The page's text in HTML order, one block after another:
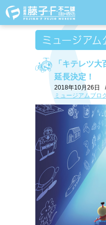
「キテレツ大
延長決定！
2018年10月26日
/
ミュージアムブロ